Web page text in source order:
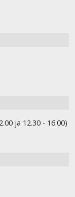
ja 12.30 - 16.00)